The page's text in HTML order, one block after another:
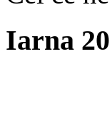
Iarna